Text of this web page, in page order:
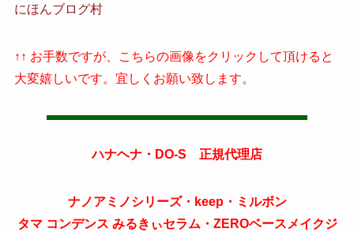
にほんブログ村
↑↑ お手数ですが、こちらの画像をクリックして頂けると
大変嬉しいです。宜しくお願い致します。
ハナヘナ・DO-S 正規代理店
ナノアミノシリーズ・keep・ミルボン
タマ コンデンス みるきぃセラム・ZEROベースメイクジ